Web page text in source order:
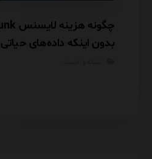
بدون اینکه داده‌های